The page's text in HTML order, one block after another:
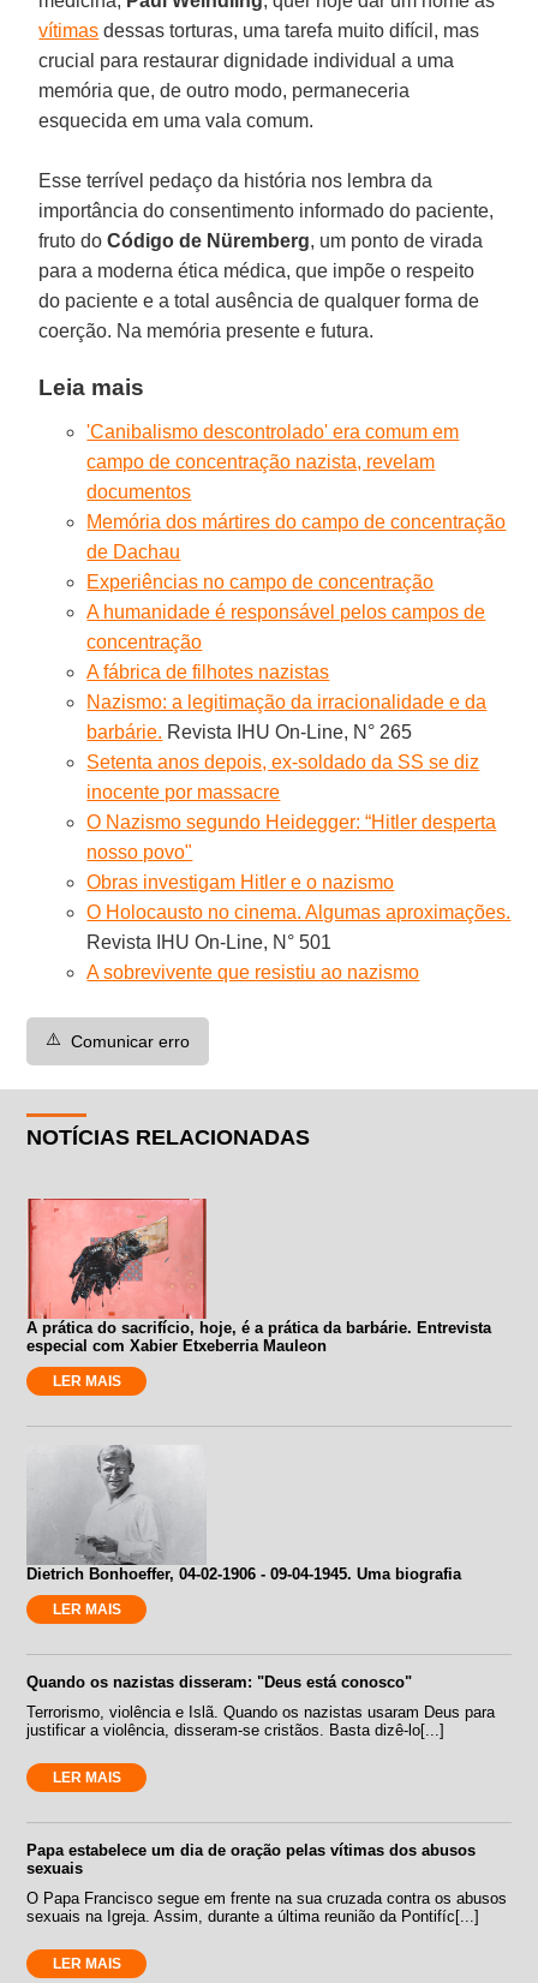
vítimas dessas torturas, uma tarefa muito difícil, mas
crucial para restaurar dignidade individual a uma
memória que, de outro modo, permaneceria
esquecida em uma vala comum.
Esse terrível pedaço da história nos lembra da
importância do consentimento informado do paciente,
fruto doCódigo de Nüremberg, um ponto de virada
para a moderna ética médica, que impõe o respeito
do paciente e a total ausência de qualquer forma de
coerção. Na memória presente e futura.
Leia mais
'Canibalismo descontrolado' era comum em
campo de concentração nazista, revelam
documentos
Memória dos mártires do campo de concentração
de Dachau
Experiências no campo de concentração
A humanidade é responsável pelos campos de
concentração
A fábrica de filhotes nazistas
Nazismo: a legitimação da irracionalidade e da
barbárie. Revista IHU On-Line, N° 265
Setenta anos depois, ex-soldado da SS se diz
inocente por massacre
O Nazismo segundo Heidegger: “Hitler desperta
nosso povo"
Obras investigam Hitler e o nazismo
O Holocausto no cinema. Algumas aproximações.
Revista IHU On-Line, N° 501
A sobrevivente que resistiu ao nazismo
⚠️ Comunicar erro
NOTÍCIAS RELACIONADAS
A prática do sacrifício, hoje, é a prática da barbárie. Entrevista
especial com Xabier Etxeberria Mauleon
LER MAIS
Dietrich Bonhoeffer, 04-02-1906 - 09-04-1945. Uma biografia
LER MAIS
Quando os nazistas disseram: "Deus está conosco"
Terrorismo, violência e Islã. Quando os nazistas usaram Deus para
justificar a violência, disseram-se cristãos. Basta dizê-lo[...]
LER MAIS
Papa estabelece um dia de oração pelas vítimas dos abusos
sexuais
O Papa Francisco segue em frente na sua cruzada contra os abusos
sexuais na Igreja. Assim, durante a última reunião da Pontifíc[...]
LER MAIS